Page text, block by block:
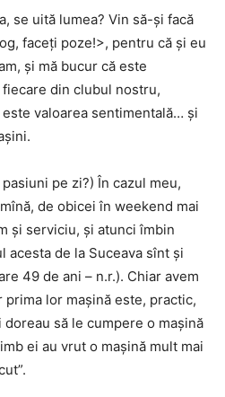
se uită lumea? Vin să-și facă
faceți poze!>, pentru că și eu
și mă bucur că este
din clubul nostru,
valoarea sentimentală… și
pe zi?) În cazul meu,
de obicei în weekend mai
și serviciu, și atunci îmbin
acesta de la Suceava sînt și
49 de ani – n.r.). Chiar avem
prima lor mașină este, practic,
să le cumpere o mașină
ei au vrut o mașină mult mai